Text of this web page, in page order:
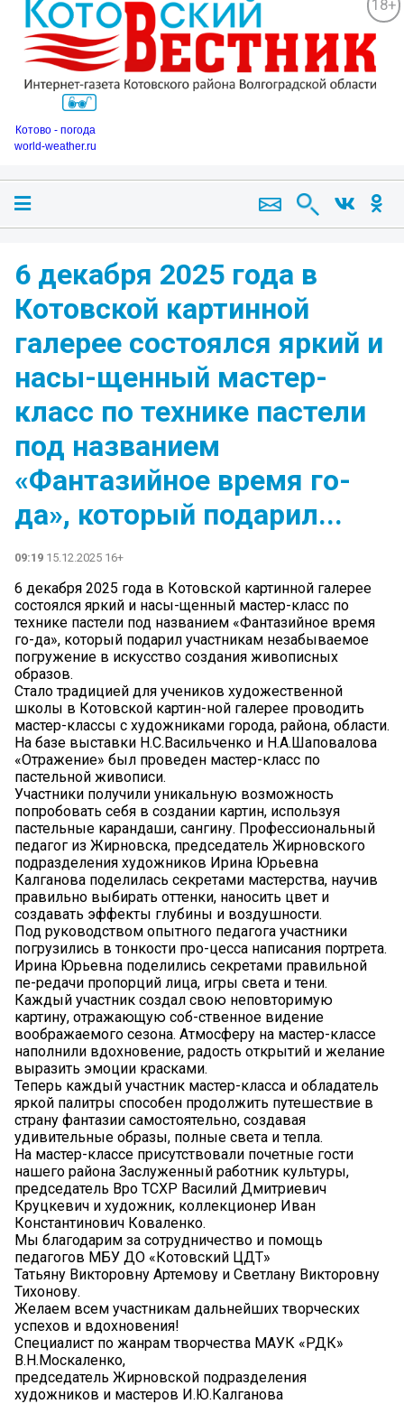
18+
Котово - погода
world-weather.ru
6 декабря 2025 года в
Котовской картинной
галерее состоялся яркий и
насы-щенный мастер-
класс по технике пастели
под названием
«Фантазийное время го-
да», который подарил...
09:19 15.12.2025 16+
6 декабря 2025 года в Котовской картинной галерее
состоялся яркий и насы-щенный мастер-класс по
технике пастели под названием «Фантазийное время
го-да», который подарил участникам незабываемое
погружение в искусство создания живописных
образов.
Стало традицией для учеников художественной
школы в Котовской картин-ной галерее проводить
мастер-классы с художниками города, района, области.
На базе выставки Н.С.Васильченко и Н.А.Шаповалова
«Отражение» был проведен мастер-класс по
пастельной живописи.
Участники получили уникальную возможность
попробовать себя в создании картин, используя
пастельные карандаши, сангину. Профессиональный
педагог из Жирновска, председатель Жирновского
подразделения художников Ирина Юрьевна
Калганова поделилась секретами мастерства, научив
правильно выбирать оттенки, наносить цвет и
создавать эффекты глубины и воздушности.
Под руководством опытного педагога участники
погрузились в тонкости про-цесса написания портрета.
Ирина Юрьевна поделились секретами правильной
пе-редачи пропорций лица, игры света и тени.
Каждый участник создал свою неповторимую
картину, отражающую соб-ственное видение
воображаемого сезона. Атмосферу на мастер-классе
наполнили вдохновение, радость открытий и желание
выразить эмоции красками.
Теперь каждый участник мастер-класса и обладатель
яркой палитры способен продолжить путешествие в
страну фантазии самостоятельно, создавая
удивительные образы, полные света и тепла.
На мастер-классе присутствовали почетные гости
нашего района Заслуженный работник культуры,
председатель Вро ТСХР Василий Дмитриевич
Круцкевич и художник, коллекционер Иван
Константинович Коваленко.
Мы благодарим за сотрудничество и помощь
педагогов МБУ ДО «Котовский ЦДТ»
Татьяну Викторовну Артемову и Светлану Викторовну
Тихонову.
Желаем всем участникам дальнейших творческих
успехов и вдохновения!
Специалист по жанрам творчества МАУК «РДК»
В.Н.Москаленко,
председатель Жирновской подразделения
художников и мастеров И.Ю.Калганова